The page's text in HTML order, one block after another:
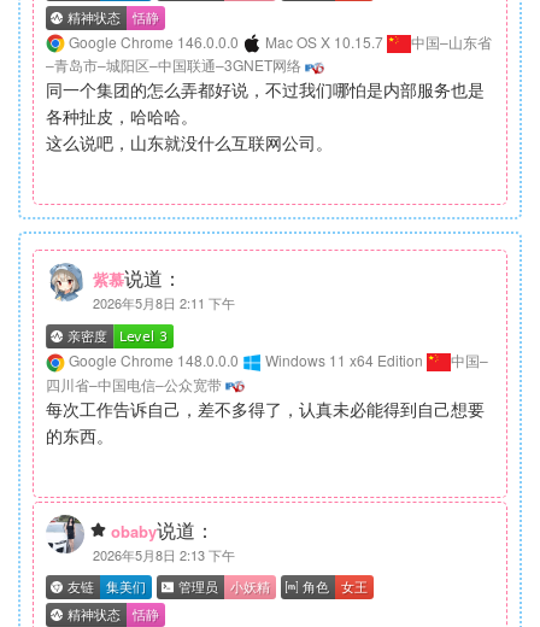
Google Chrome 146.0.0.0 Mac OS X 10.15.7
中国–山东省
–青岛市–城阳区–中国联通–3GNET网络
同一个集团的怎么弄都好说，不过我们哪怕是内部服务也是
各种扯皮，哈哈哈。
这么说吧，山东就没什么互联网公司。
紫慕说道：
2026年5月8日 2:11 下午
Google Chrome 148.0.0.0 Windows 11 x64 Edition
中国–
四川省–中国电信–公众宽带
每次工作告诉自己，差不多得了，认真未必能得到自己想要
的东西。
obaby说道：
2026年5月8日 2:13 下午